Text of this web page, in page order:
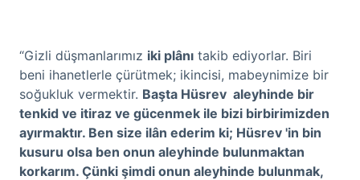
“Gizli düşmanlarımız iki plânı takib ediyorlar. Biri
beni ihanetlerle çürütmek; ikincisi, mabeynimize bir
soğukluk vermektir. Başta Hüsrev aleyhinde bir
tenkid ve itiraz ve gücenmek ile bizi birbirimizden
ayırmaktır. Ben size ilân ederim ki; Hüsrev 'in bin
kusuru olsa ben onun aleyhinde bulunmaktan
korkarım. Çünki şimdi onun aleyhinde bulunmak,